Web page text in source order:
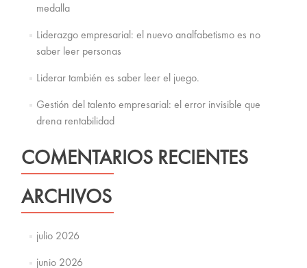
medalla
Liderazgo empresarial: el nuevo analfabetismo es no
saber leer personas
Liderar también es saber leer el juego.
Gestión del talento empresarial: el error invisible que
drena rentabilidad
COMENTARIOS RECIENTES
ARCHIVOS
julio 2026
junio 2026